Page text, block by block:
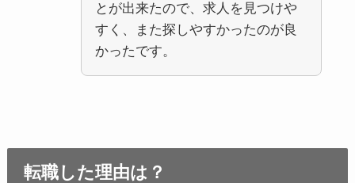
とが出来たので、求人を見つけや
すく、また探しやすかったのが良
かったです。
転職した理由は？